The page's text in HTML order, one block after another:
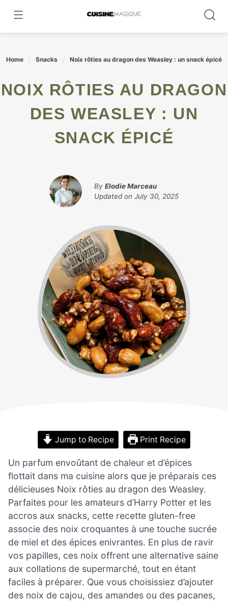
content
Home Snacks Noix rôties au dragon des Weasley : un snack épicé
NOIX RÔTIES AU DRAGON
DES WEASLEY : UN
SNACK ÉPICÉ
By Elodie Marceau
Updated on July 30, 2025
Jump to Recipe Print Recipe
Un parfum envoûtant de chaleur et d’épices
flottait dans ma cuisine alors que je préparais ces
délicieuses Noix rôties au dragon des Weasley.
Parfaites pour les amateurs d’Harry Potter et les
accros aux snacks, cette recette gluten-free
associe des noix croquantes à une touche sucrée
de miel et des épices enivrantes. En plus de ravir
vos papilles, ces noix offrent une alternative saine
aux collations de supermarché, tout en étant
faciles à préparer. Que vous choisissiez d’ajouter
des noix de cajou, des amandes ou des pacanes,